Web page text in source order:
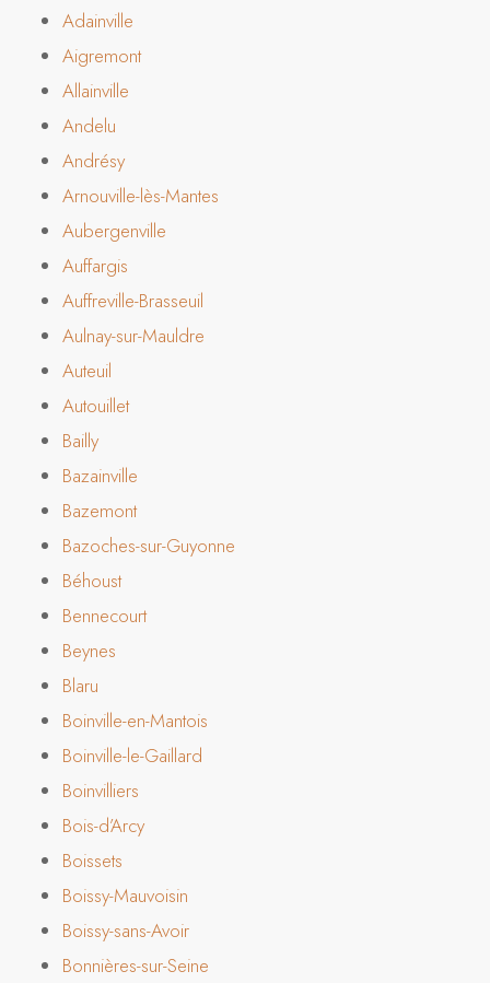
Adainville
Aigremont
Allainville
Andelu
Andrésy
Arnouville-lès-Mantes
Aubergenville
Auffargis
Auffreville-Brasseuil
Aulnay-sur-Mauldre
Auteuil
Autouillet
Bailly
Bazainville
Bazemont
Bazoches-sur-Guyonne
Béhoust
Bennecourt
Beynes
Blaru
Boinville-en-Mantois
Boinville-le-Gaillard
Boinvilliers
Bois-d’Arcy
Boissets
Boissy-Mauvoisin
Boissy-sans-Avoir
Bonnières-sur-Seine